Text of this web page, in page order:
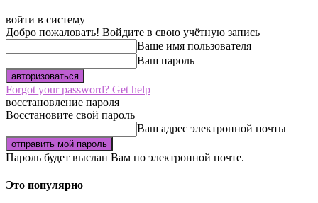
войти в систему
Добро пожаловать! Войдите в свою учётную запись
Ваше имя пользователя
Ваш пароль
Forgot your password? Get help
восстановление пароля
Восстановите свой пароль
Ваш адрес электронной почты
Пароль будет выслан Вам по электронной почте.
Это популярно